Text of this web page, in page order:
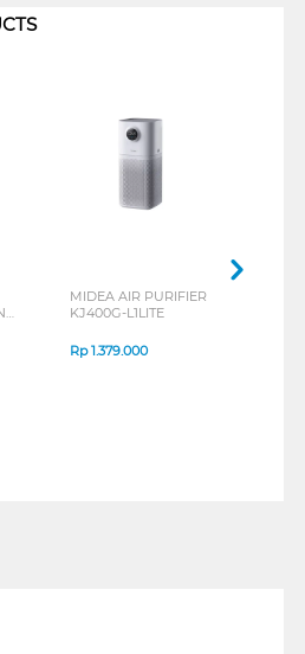
MIDEA AIR PURIFIER
KJ400G-L1LITE
Rp1.379.000